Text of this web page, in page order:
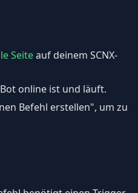
Seiteauf deinem SCNX-
online ist und läuft.
Befehl erstellen", um zu